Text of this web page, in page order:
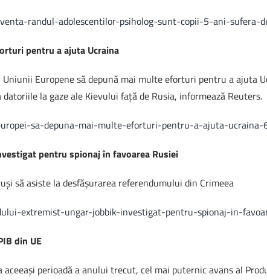
randul-adolescentilor-psiholog-sunt-copii-5-ani-sufera-
pentru a ajuta Ucraina
Europene să depună mai multe eforturi pentru a ajuta
la gaze ale Kievului faţă de Rusia, informează Reuters.
sa-depuna-mai-multe-eforturi-pentru-a-ajuta-ucraina-
pentru spionaj în favoarea Rusiei
să asiste la desfăşurarea referendumului din Crimeea
extremist-ungar-jobbik-investigat-pentru-spionaj-in-
din UE
perioadă a anului trecut, cel mai puternic avans al